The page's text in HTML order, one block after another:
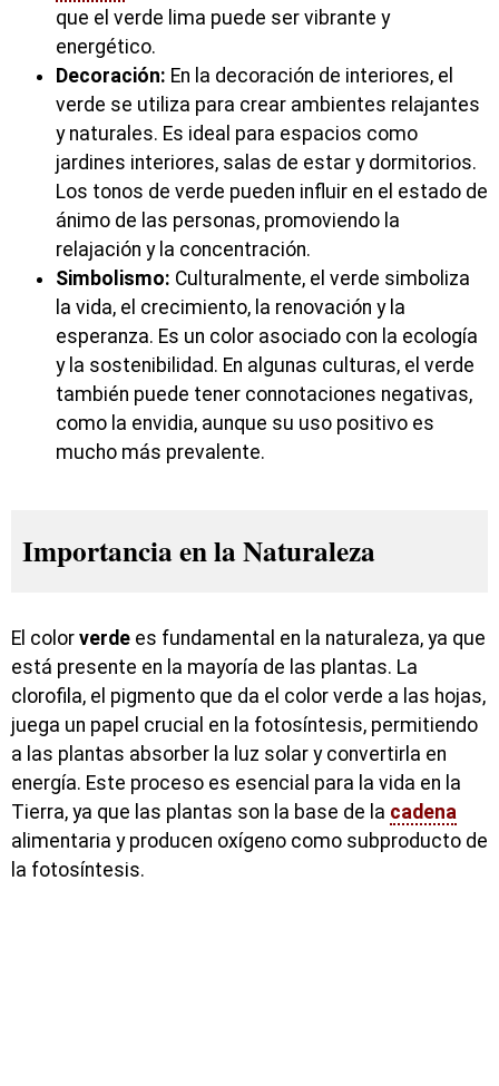
que el verde lima puede ser vibrante y
energético.
Decoración: En la decoración de interiores, el
verde se utiliza para crear ambientes relajantes
y naturales. Es ideal para espacios como
jardines interiores, salas de estar y dormitorios.
Los tonos de verde pueden influir en el estado de
ánimo de las personas, promoviendo la
relajación y la concentración.
Simbolismo: Culturalmente, el verde simboliza
la vida, el crecimiento, la renovación y la
esperanza. Es un color asociado con la ecología
y la sostenibilidad. En algunas culturas, el verde
también puede tener connotaciones negativas,
como la envidia, aunque su uso positivo es
mucho más prevalente.
Importancia en la Naturaleza
El color verde es fundamental en la naturaleza, ya que
está presente en la mayoría de las plantas. La
clorofila, el pigmento que da el color verde a las hojas,
juega un papel crucial en la fotosíntesis, permitiendo
a las plantas absorber la luz solar y convertirla en
energía. Este proceso es esencial para la vida en la
Tierra, ya que las plantas son la base de la cadena
alimentaria y producen oxígeno como subproducto de
la fotosíntesis.